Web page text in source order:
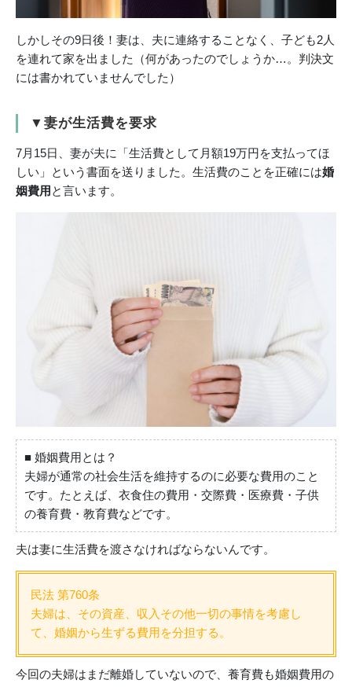
しかしその9日後！妻は、夫に連絡することなく、子ども2人
を連れて家を出ました（何があったのでしょうか…。判決文
には書かれていませんでした）
▼妻が生活費を要求
7月15日、妻が夫に「生活費として月額19万円を支払ってほ
しい」という書面を送りました。生活費のことを正確には婚
姻費用 と言います。
■ 婚姻費用とは？
夫婦が通常の社会生活を維持するのに必要な費用のこと
です。たとえば、衣食住の費用・交際費・医療費・子供
の養育費・教育費などです。
夫は妻に生活費を渡さなければならないんです。
民法 第760条
夫婦は、その資産、収入その他一切の事情を考慮し
て、婚姻から生ずる費用を分担する。
今回の夫婦はまだ離婚していないので、養育費も婚姻費用の